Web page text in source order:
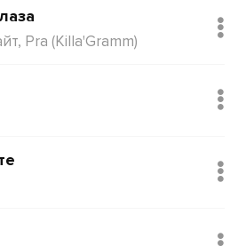
Pra (Killa'Gramm)